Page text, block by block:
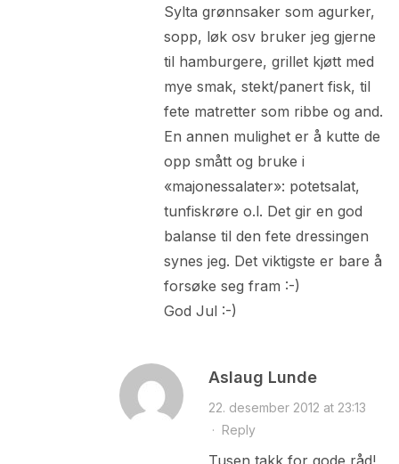
Sylta grønnsaker som agurker,
sopp, løk osv bruker jeg gjerne
til hamburgere, grillet kjøtt med
mye smak, stekt/panert fisk, til
fete matretter som ribbe og and.
En annen mulighet er å kutte de
opp smått og bruke i
«majonessalater»: potetsalat,
tunfiskrøre o.l. Det gir en god
balanse til den fete dressingen
synes jeg. Det viktigste er bare å
forsøke seg fram :-)
God Jul :-)
Aslaug Lunde
22. desember 2012 at 23:13
· Reply